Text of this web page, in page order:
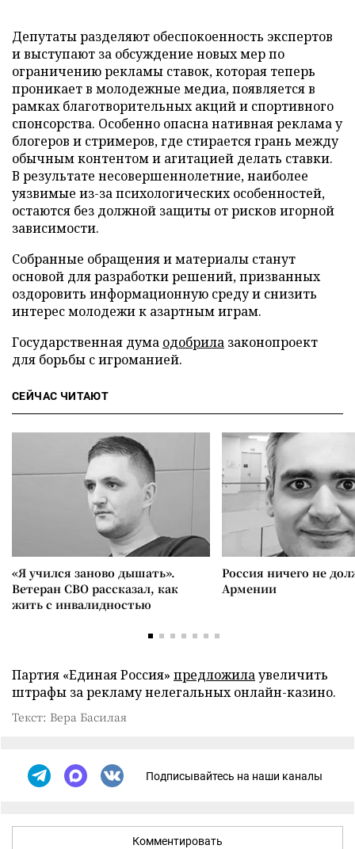
Депутаты разделяют обеспокоенность экспертов
и выступают за обсуждение новых мер по
ограничению рекламы ставок, которая теперь
проникает в молодежные медиа, появляется в
рамках благотворительных акций и спортивного
спонсорства. Особенно опасна нативная реклама у
блогеров и стримеров, где стирается грань между
обычным контентом и агитацией делать ставки.
В результате несовершеннолетние, наиболее
уязвимые из-за психологических особенностей,
остаются без должной защиты от рисков игорной
зависимости.
Собранные обращения и материалы станут
основой для разработки решений, призванных
оздоровить информационную среду и снизить
интерес молодежи к азартным играм.
Государственная дума одобрила законопроект
для борьбы с игроманией.
СЕЙЧАС ЧИТАЮТ
«Я учился заново дышать».
Ветеран СВО рассказал, как
жить с инвалидностью
Россия ничего не
Армении
Партия «Единая Россия» предложилаувеличить
штрафы за рекламу нелегальных онлайн-казино.
Текст: Вера Басилая
Подписывайтесь на наши каналы
Комментировать